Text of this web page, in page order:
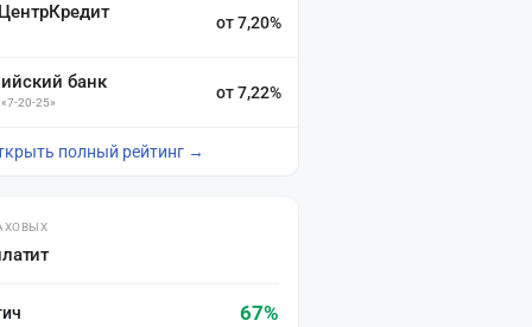
от 7,20%
банк
20-25»
от 7,22%
полный рейтинг →
67%